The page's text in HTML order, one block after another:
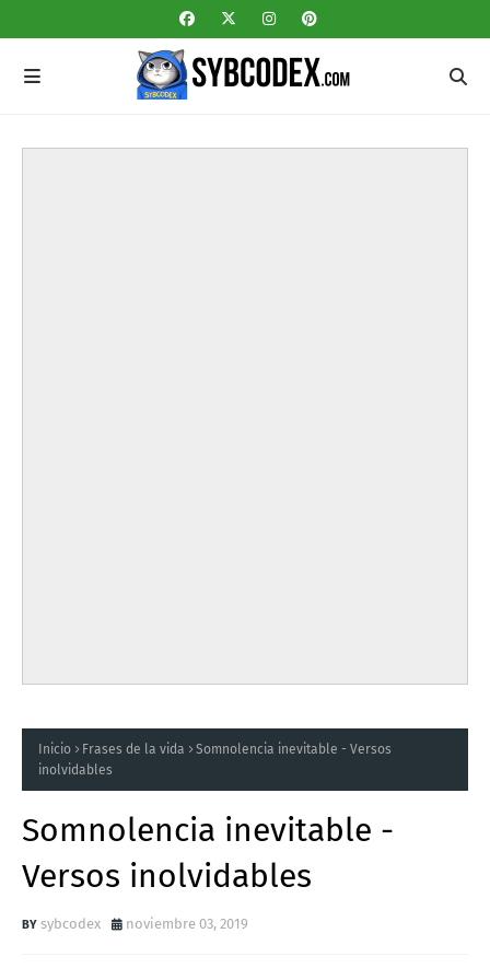
Inicio Frases de la vida
Somnolencia inevitable - Versos
inolvidables
Somnolencia inevitable -
Versos inolvidables
sybcodex noviembre 03, 2019